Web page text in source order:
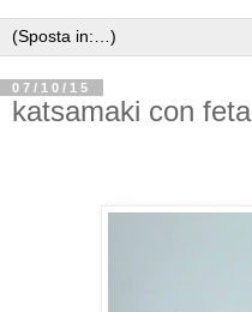
07/10/15
katsamaki con feta